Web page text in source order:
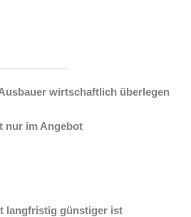
wirtschaftlich überlegen
nur im Angebot
langfristig günstiger ist